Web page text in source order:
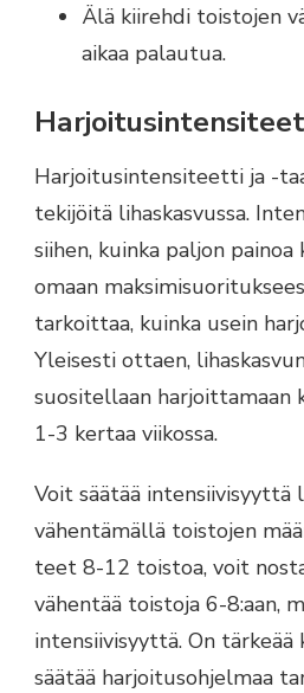
Älä kiirehdi toistojen
aikaa palautua.
Harjoitusintensiteetti ja -
tekijöitä lihaskasvussa.
siihen, kuinka paljon
omaan
tarkoittaa, kuinka usein
Yleisesti ottaen,
suositellaan harjoittamaan
1-3 kertaa viikossa.
Voit säätää intensiivisyyttä
vähentämällä toistojen
teet 8-12 toistoa, voit
vähentää toistoja 6-8:aan,
intensiivisyyttä. On tärkeää
säätää harjoitusohjelmaa